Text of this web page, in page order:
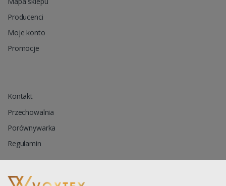
Producenci
Moje konto
Promocje
Kontakt
Przechowalnia
Porównywarka
Regulamin